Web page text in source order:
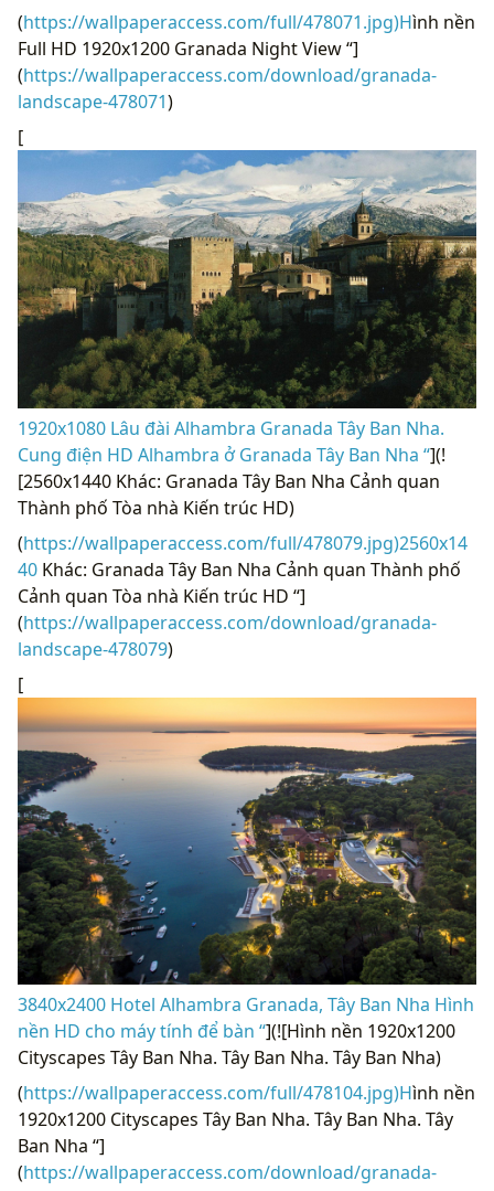
(https://wallpaperaccess.com/full/478071.jpg)Hình nền
Full HD 1920x1200 Granada Night View “]
(https://wallpaperaccess.com/download/granada-
landscape-478071)
[
1920x1080 Lâu đài Alhambra Granada Tây Ban Nha.
Cung điện HD Alhambra ở Granada Tây Ban Nha “](!
[2560x1440 Khác: Granada Tây Ban Nha Cảnh quan
Thành phố Tòa nhà Kiến trúc HD)
(https://wallpaperaccess.com/full/478079.jpg)2560x14
40 Khác: Granada Tây Ban Nha Cảnh quan Thành phố
Cảnh quan Tòa nhà Kiến trúc HD “]
(https://wallpaperaccess.com/download/granada-
landscape-478079)
[
3840x2400 Hotel Alhambra Granada, Tây Ban Nha Hình
nền HD cho máy tính để bàn “](![Hình nền 1920x1200
Cityscapes Tây Ban Nha. Tây Ban Nha. Tây Ban Nha)
(https://wallpaperaccess.com/full/478104.jpg)Hình nền
1920x1200 Cityscapes Tây Ban Nha. Tây Ban Nha. Tây
Ban Nha “]
(https://wallpaperaccess.com/download/granada-